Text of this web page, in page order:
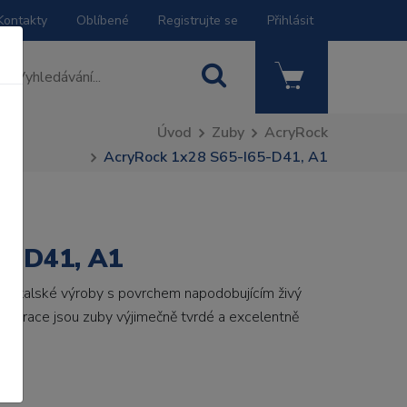
Oblíbené Registrujte se Přihlásit
Úvod Zuby
AcryRock
AcryRock 1x28 S65-I65-D41, A1
D41, A1
italské výroby s povrchem napodobujícím živý
jsou zuby výjimečně tvrdé a excelentně